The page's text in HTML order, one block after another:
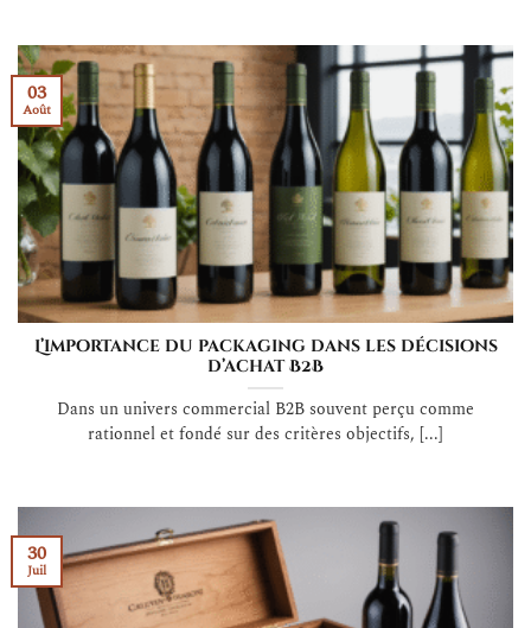
L’importance du packaging dans les décisions
d’achat B2B
Dans un univers commercial B2B souvent perçu comme
rationnel et fondé sur des critères objectifs, [...]
03
Août
30
Juil